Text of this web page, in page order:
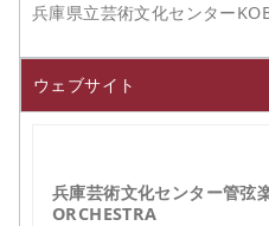
兵庫県立芸術文化センター
ウェブサイト
兵庫芸術文化センター管弦
ORCHESTRA